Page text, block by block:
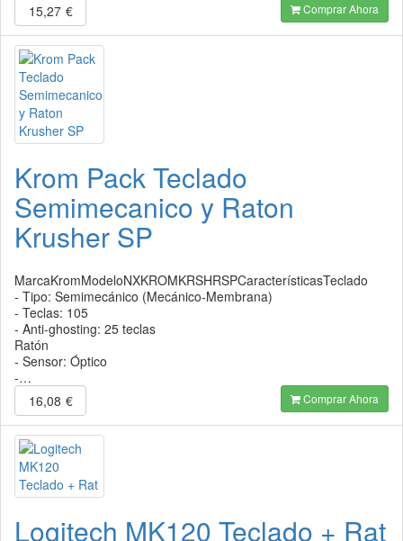
15,27 € Comprar Ahora
Krom Pack Teclado
Semimecanico y Raton
Krusher SP
MarcaKromModeloNXKROMKRSHRSPCaracterísticasTeclado
- Tipo: Semimecánico (Mecánico-Membrana)
- Teclas: 105
- Anti-ghosting: 25 teclas
Ratón
- Sensor: Óptico
-…
16,08 € Comprar Ahora
Logitech MK120 Teclado + Rat